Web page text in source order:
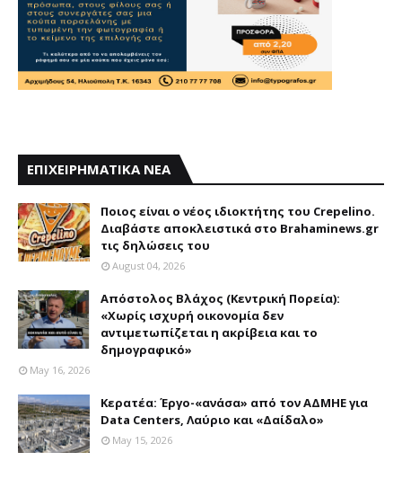
ΕΠΙΧΕΙΡΗΜΑΤΙΚΑ ΝΕΑ
Ποιος είναι ο νέος ιδιοκτήτης του Crepelino.
Διαβάστε αποκλειστικά στο Brahaminews.gr
τις δηλώσεις του
August 04, 2026
Απόστολος Βλάχος (Κεντρική Πορεία):
«Χωρίς ισχυρή οικονομία δεν
αντιμετωπίζεται η ακρίβεια και το
δημογραφικό»
May 16, 2026
Κερατέα: Έργο-«ανάσα» από τον ΑΔΜΗΕ για
Data Centers, Λαύριο και «Δαίδαλο»
May 15, 2026